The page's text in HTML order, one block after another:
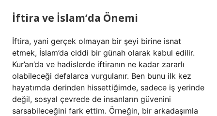
İftira ve İslam’da Önemi
İftira, yani gerçek olmayan bir şeyi birine isnat
etmek, İslam’da ciddi bir günah olarak kabul edilir.
Kur’an’da ve hadislerde iftiranın ne kadar zararlı
olabileceği defalarca vurgulanır. Ben bunu ilk kez
hayatımda derinden hissettiğimde, sadece iş yerinde
değil, sosyal çevrede de insanların güvenini
sarsabileceğini fark ettim. Örneğin, bir arkadaşımla